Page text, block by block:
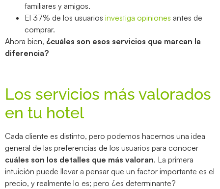
familiares y amigos.
El 37% de los usuarios investiga opiniones antes de
comprar.
Ahora bien, ¿cuáles son esos servicios que marcan la
diferencia?
Los servicios más valorados
en tu hotel
Cada cliente es distinto, pero podemos hacernos una idea
general de las preferencias de los usuarios para conocer
cuáles son los detalles que más valoran. La primera
intuición puede llevar a pensar que un factor importante es el
precio, y realmente lo es; pero ¿es determinante?